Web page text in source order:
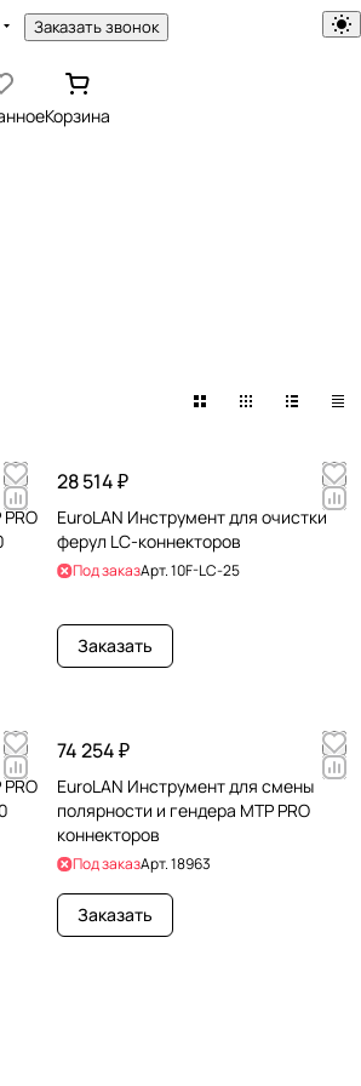
Заказать звонок
Корзина
28 514 ₽
EuroLAN Инструмент для очистки
ферул LC-коннекторов
Под заказАрт.10F-LC-25
Заказать
74 254 ₽
EuroLAN Инструмент для смены
полярности и гендера MTP PRO
коннекторов
Под заказАрт.18963
Заказать